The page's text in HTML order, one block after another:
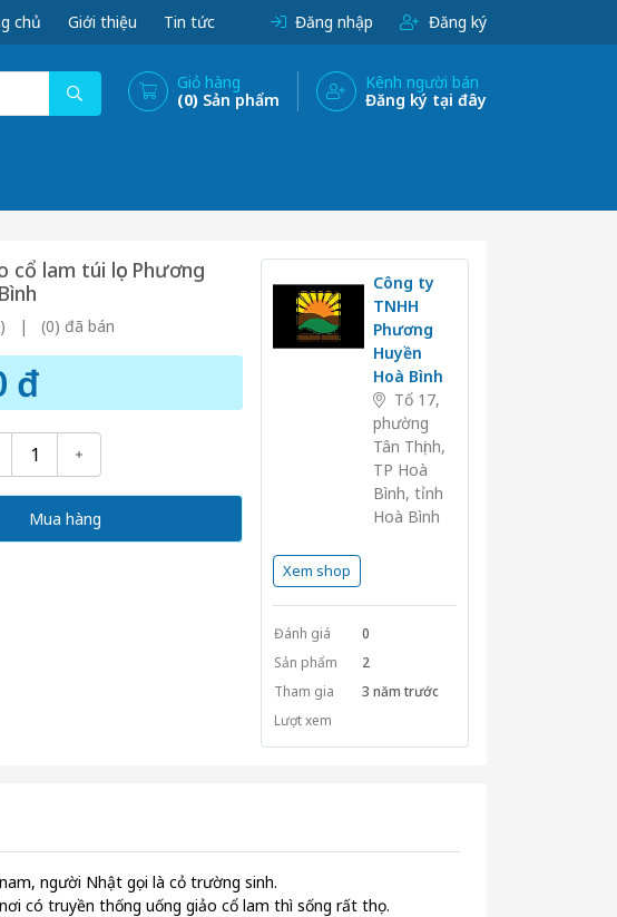
chủ Giới thiệu Tin tức Đăng nhập Đăng ký
Giỏ hàng
(0) Sản phẩm
Kênh người bán
Đăng ký tại đây
cổ lam túi lọc Phương
| (0) đã bán
đ
Mua hàng
Công ty
TNHH
Phương
Huyền
Hoà Bình
Tổ 17,
phường
Tân Thịnh,
TP Hoà
Bình, tỉnh
Hoà Bình
Xem shop
Đánh giá
0
Sản phẩm
2
Tham gia
3 năm trước
Lượt xem
người Nhật gọi là cỏ trường sinh.
có truyền thống uống giảo cổ lam thì sống rất thọ.